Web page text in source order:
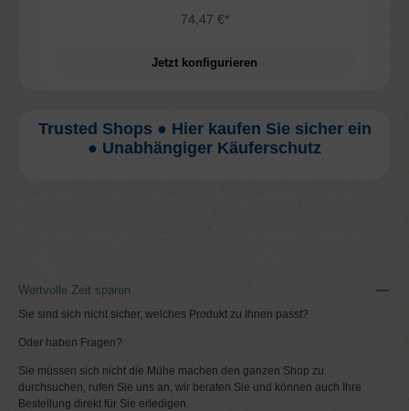
74,47 €*
Jetzt konfigurieren
Trusted Shops ● Hier kaufen Sie sicher ein
● Unabhängiger Käuferschutz
Wertvolle Zeit sparen
Sie sind sich nicht sicher, welches Produkt zu Ihnen passt?
Oder haben Fragen?
Sie müssen sich nicht die Mühe machen den ganzen Shop zu
durchsuchen, rufen Sie uns an, wir beraten Sie und können auch Ihre
Bestellung direkt für Sie erledigen.